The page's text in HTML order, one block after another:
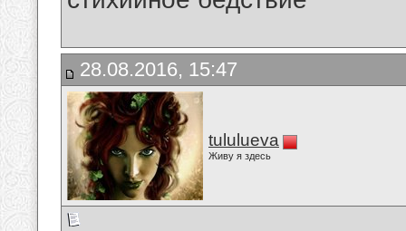
28.08.2016, 15:47
tululueva
Живу я здесь